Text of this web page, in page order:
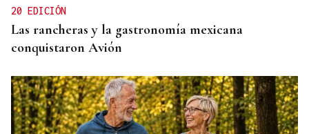
20 EDICIÓN
Las rancheras y la gastronomía mexicana
conquistaron Avión